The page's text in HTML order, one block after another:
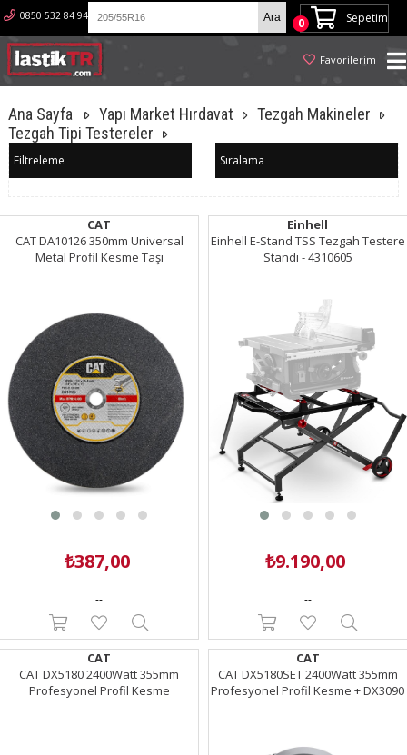
Sepetim
0
Favorilerim
0850 532 84 94
Ana Sayfa Yapı Market Hırdavat
Tezgah Makineler
Tezgah Tipi Testereler
Filtreleme Sıralama
CAT
CAT DA10126 350mm Universal
Metal Profil Kesme Taşı
₺387,00
--
Einhell
Einhell E-Stand TSS Tezgah Testere
Standı - 4310605
₺9.190,00
--
CAT
CAT DX5180 2400Watt 355mm
Profesyonel Profil Kesme
CAT
CAT DX5180SET 2400Watt 355mm
Profesyonel Profil Kesme + DX3090